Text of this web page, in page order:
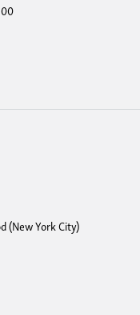
(New York City)